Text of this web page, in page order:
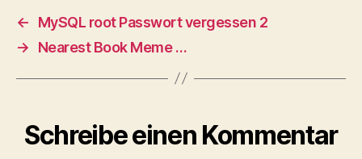
←
MySQL root Passwort vergessen 2
→
Nearest Book Meme …
Schreibe einen Kommentar